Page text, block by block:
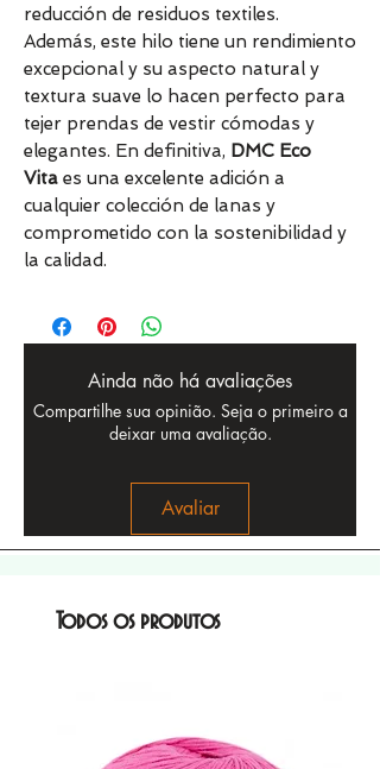
reducción de residuos textiles.
Además, este hilo tiene un rendimiento
excepcional y su aspecto natural y
textura suave lo hacen perfecto para
tejer prendas de vestir cómodas y
elegantes. En definitiva, DMC Eco
Vita es una excelente adición a
cualquier colección de lanas y
comprometido con la sostenibilidad y
la calidad.
Ainda não há avaliações
Compartilhe sua opinião. Seja o primeiro a
deixar uma avaliação.
Avaliar
Todos os produtos